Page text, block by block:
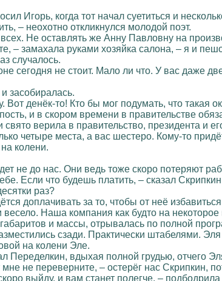
Игорь, когда тот начал суетиться и
– неохотно откликнулся молодой поэт.
Не оставлять же Анну Павловну на
– замахала руками хозяйка салона, – я и
случалось.
сегодня не стоит. Мало ли что. У вас даже
засобиралась.
Вот денёк-то! Кто бы мог подумать, что
и в скором времени в правительстве
верила в правительство, президента и
четыре места, а вас шестеро. Кому-то
колени.
не до нас. Они ведь тоже скоро потеряют
Если что будешь платить, – сказал
раз?
доплачивать за то, чтобы от неё
Наша компания как будто на
габаритов и массы, отрывалась по полной
сзади. Практически штабелями.
на колени Эле.
Переделкин, вдыхая полной грудью, отчего
не переверните, – остерёг нас Скрипкин,
выйду, и вам станет полегче, –